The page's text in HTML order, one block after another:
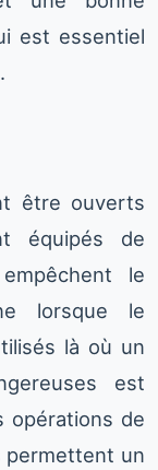
est essentiel
être ouverts
équipés de
le
lorsque le
là où un
est
opérations de
permettent un